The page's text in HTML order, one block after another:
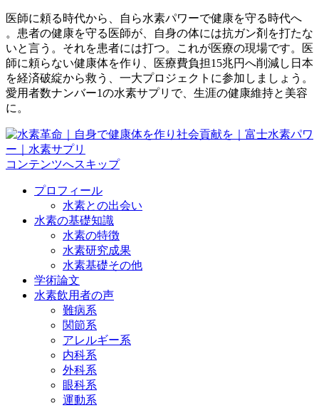
医師に頼る時代から、自ら水素パワーで健康を守る時代へ
。患者の健康を守る医師が、自身の体には抗ガン剤を打たな
いと言う。それを患者には打つ。これが医療の現場です。医
師に頼らない健康体を作り、医療費負担15兆円へ削減し日本
を経済破綻から救う、一大プロジェクトに参加しましょう。
愛用者数ナンバー1の水素サプリで、生涯の健康維持と美容
に。
コンテンツへスキップ
プロフィール
水素との出会い
水素の基礎知識
水素の特徴
水素研究成果
水素基礎その他
学術論文
水素飲用者の声
難病系
関節系
アレルギー系
内科系
外科系
眼科系
運動系